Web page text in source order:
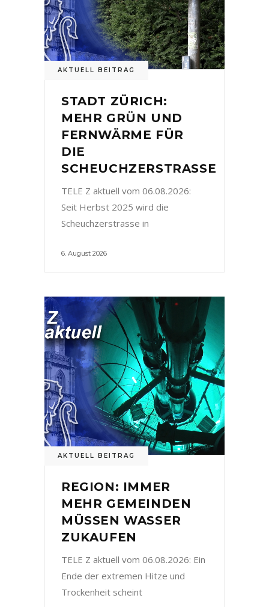
AKTUELL BEITRAG
STADT ZÜRICH:
MEHR GRÜN UND
FERNWÄRME FÜR
DIE
SCHEUCHZERSTRASSE
TELE Z aktuell vom 06.08.2026:
Seit Herbst 2025 wird die
Scheuchzerstrasse in
6. August 2026
AKTUELL BEITRAG
REGION: IMMER
MEHR GEMEINDEN
MÜSSEN WASSER
ZUKAUFEN
TELE Z aktuell vom 06.08.2026: Ein
Ende der extremen Hitze und
Trockenheit scheint